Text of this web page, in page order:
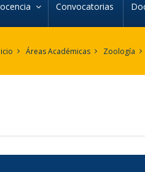
Convocatorias
Áreas Académicas Zoología